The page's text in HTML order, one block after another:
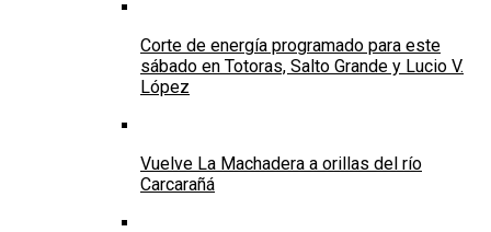
Corte de energía programado para este
sábado en Totoras, Salto Grande y Lucio V.
López
Vuelve La Machadera a orillas del río
Carcarañá